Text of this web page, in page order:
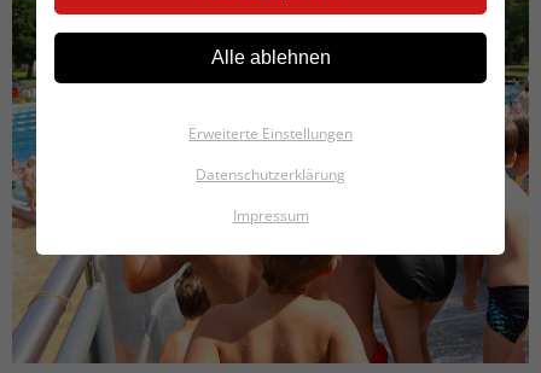
Alle ablehnen
Erweiterte Einstellungen
Datenschutzerklärung
Impressum